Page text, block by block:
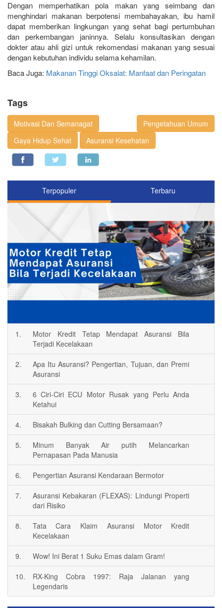
Dengan memperhatikan pola makan yang seimbang dan
menghindari makanan berpotensi membahayakan, ibu hamil
dapat memberikan lingkungan yang sehat bagi pertumbuhan
dan perkembangan janinnya. Selalu konsultasikan dengan
dokter atau ahli gizi untuk rekomendasi makanan yang sesuai
dengan kebutuhan individu selama kehamilan.
Baca Juga: Makanan Tinggi Oksalat: Manfaat dan Peringatan
Tags
Motivasi Dan Semanagat
Pengetahuan Umum
Gaya Hidup Sehat
Asuransi Kesehatan
Terpopuler Terbaru
1.
Motor Kredit Tetap Mendapat Asuransi Bila
Terjadi Kecelakaan
2.
Apa Itu Asuransi? Pengertian, Tujuan, dan Premi
Asuransi
3.
6 Ciri-Ciri ECU Motor Rusak yang Perlu Anda
Ketahui
4. Bisakah Bulking dan Cutting Bersamaan?
5.
Minum Banyak Air putih Melancarkan
Pernapasan Pada Manusia
6. Pengertian Asuransi Kendaraan Bermotor
7.
Asuransi Kebakaran (FLEXAS): Lindungi Properti
dari Risiko
8.
Tata Cara Klaim Asuransi Motor Kredit
Kecelakaan
9. Wow! Ini Berat 1 Suku Emas dalam Gram!
10.
RX-King Cobra 1997: Raja Jalanan yang
Legendaris